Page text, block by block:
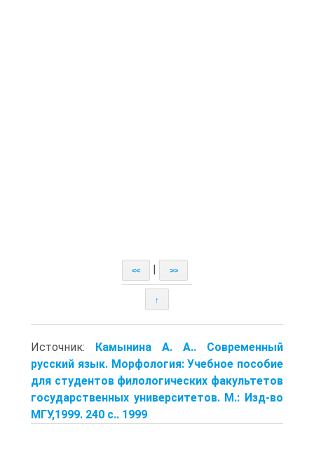
<< >>
↑
Источник: Камынина А. А.. Современный
русский язык. Морфология: Учебное пособие
для студентов филологических факультетов
государственных университетов. М.: Изд-во
МГУ,1999. 240 с.. 1999